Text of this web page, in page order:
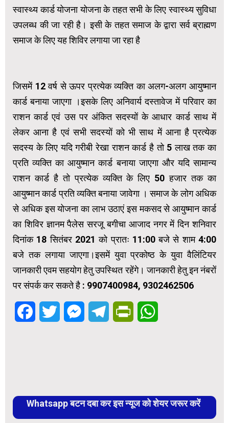
स्वास्थ्य कार्ड योजना योजना के तहत सभी के लिए स्वास्थ्य सुविधा
उपलब्ध की जा रही है। इसी के तहत समाज के द्वारा सर्व ब्राह्मण
समाज के लिए यह शिविर लगाया जा रहा है
जिसमें 12 वर्ष से ऊपर प्रत्येक व्यक्ति का अलग-अलग आयुष्मान
कार्ड बनाया जाएगा ।इसके लिए अनिवार्य दस्तावेज में परिवार का
राशन कार्ड एवं उस पर अंकित सदस्यों के आधार कार्ड साथ में
लेकर आना है एवं सभी सदस्यों को भी साथ में आना है प्रत्येक
सदस्य के लिए यदि गरीबी रेखा राशन कार्ड है तो 5 लाख तक का
प्रति व्यक्ति का आयुष्मान कार्ड बनाया जाएगा और यदि सामान्य
राशन कार्ड है तो प्रत्येक व्यक्ति के लिए 50 हजार तक का
आयुष्मान कार्ड प्रति व्यक्ति बनाया जावेगा । समाज के लोग अधिक
से अधिक इस योजना का लाभ उठाएं इस मकसद से आयुष्मान कार्ड
का शिविर ज्ञानम पैलेस सरजू बगीचा आजाद नगर में दिन शनिवार
दिनांक 18 सितंबर 2021 को प्रातः 11:00 बजे से शाम 4:00
बजे तक लगाया जाएगा।इसमें युवा प्रकोष्ठ के युवा वैलिंटियर
जानकारी एवम सहयोग हेतु उपस्थित रहेंगे। जानकारी हेतु इन नंबरों
पर संपर्क कर सकते है : 9907400984, 9302462506
FacebookTwitter MessengerTelegramPrintFriendly
Whatsapp बटन दबा कर इस न्यूज को शेयर जरूर करें